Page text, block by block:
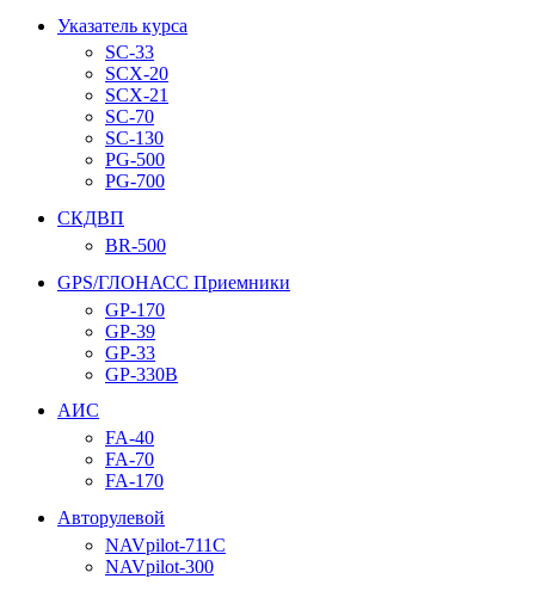
Указатель курса
SC-33
SCX-20
SCX-21
SC-70
SC-130
PG-500
PG-700
СКДВП
BR-500
GPS/ГЛОНАСС Приемники
GP-170
GP-39
GP-33
GP-330B
АИС
FA-40
FA-70
FA-170
Авторулевой
NAVpilot-711С
NAVpilot-300